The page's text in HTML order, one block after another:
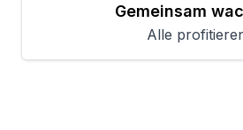
Gemeinsam
Alle